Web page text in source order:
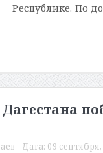
Республике. По
Дата: 09